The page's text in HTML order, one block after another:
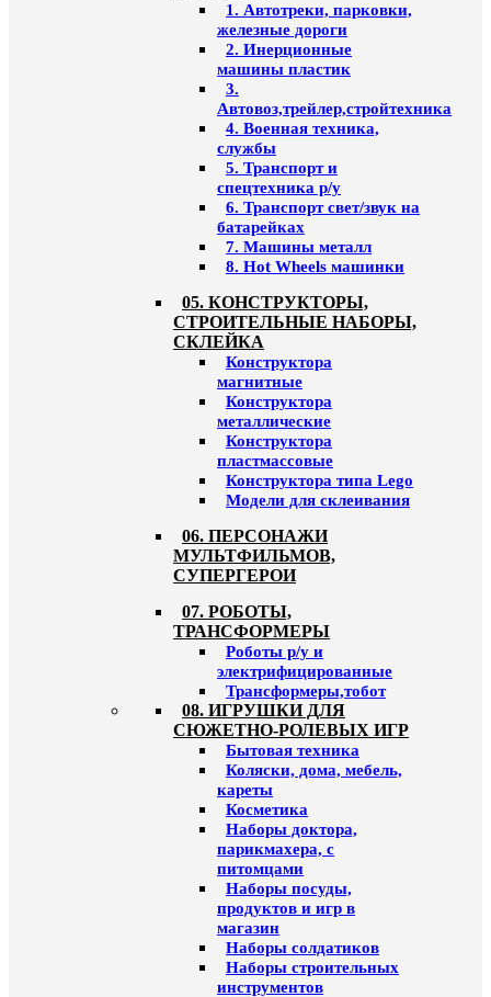
1. Автотреки, парковки,
железные дороги
2. Инерционные
машины пластик
3.
Автовоз,трейлер,стройтехника
4. Военная техника,
службы
5. Транспорт и
спецтехника р/у
6. Транспорт свет/звук на
батарейках
7. Машины металл
8. Hot Wheels машинки
05. КОНСТРУКТОРЫ,
СТРОИТЕЛЬНЫЕ НАБОРЫ,
СКЛЕЙКА
Конструктора
магнитные
Конструктора
металлические
Конструктора
пластмассовые
Конструктора типа Lego
Модели для склеивания
06. ПЕРСОНАЖИ
МУЛЬТФИЛЬМОВ,
СУПЕРГЕРОИ
07. РОБОТЫ,
ТРАНСФОРМЕРЫ
Роботы р/у и
электрифицированные
Трансформеры,тобот
08. ИГРУШКИ ДЛЯ
СЮЖЕТНО-РОЛЕВЫХ ИГР
Бытовая техника
Коляски, дома, мебель,
кареты
Косметика
Наборы доктора,
парикмахера, с
питомцами
Наборы посуды,
продуктов и игр в
магазин
Наборы солдатиков
Наборы строительных
инструментов